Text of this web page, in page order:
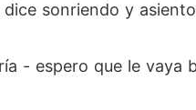
sonriendo y
- espero que le vaya